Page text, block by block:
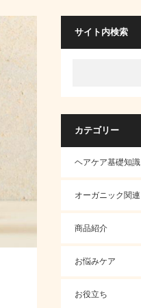
サイト内検索
カテゴリー
ヘアケア基礎知識
オーガニック関連
商品紹介
お悩みケア
お役立ち